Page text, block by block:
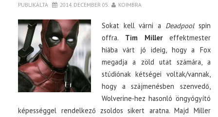
PUBLIKÁLTA 2014. DECEMBER 05. KOIMBRA
Sokat kell várni a Deadpoolspin
offra. Tim Millereffektmester
hiába várt jó ideig, hogy a Fox
megadja a zöld utat számára, a
stúdiónak kétségei voltak/vannak,
hogy a szájmenésben szenvedő,
Wolverine-hez hasonló öngyógyító
képességgel rendelkező zsoldos sikert aratna. Majd Miller